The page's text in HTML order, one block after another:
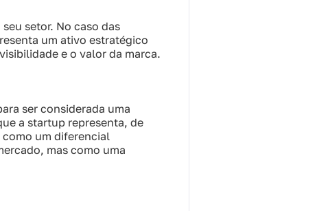
setor. No caso das
um ativo estratégico
e o valor da marca.
ser considerada uma
a startup representa, de
como um diferencial
mas como uma